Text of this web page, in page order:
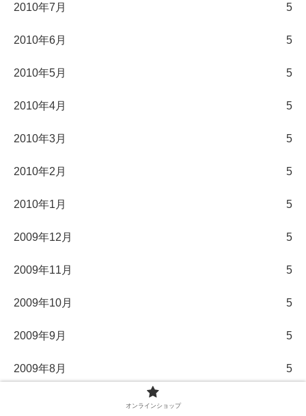
2010年7月 5
2010年6月 5
2010年5月 5
2010年4月 5
2010年3月 5
2010年2月 5
2010年1月 5
2009年12月 5
2009年11月 5
2009年10月 5
2009年9月 5
2009年8月 5
オンラインショップ